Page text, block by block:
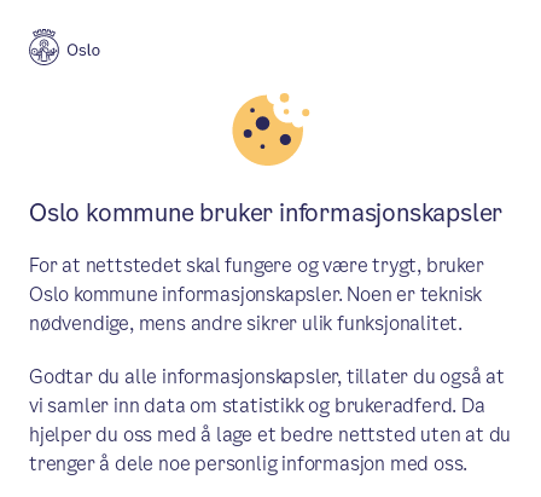
Oslobudsjettet 2021: Oslo vil
ha enda mer IKT-kompetanse i
«eget hus»
Da pandemien kom, bidro det digitale
utviklermiljøet i Oslo med nye systemer
som var viktig for smittevernarbeidet.
Oslo kommune bruker informasjonskapsler
For at nettstedet skal fungere og være trygt, bruker
Oslo kommune informasjonskapsler. Noen er teknisk
nødvendige, mens andre sikrer ulik funksjonalitet.
Godtar du alle informasjonskapsler, tillater du også at
vi samler inn data om statistikk og brukeradferd. Da
hjelper du oss med å lage et bedre nettsted uten at du
trenger å dele noe personlig informasjon med oss.